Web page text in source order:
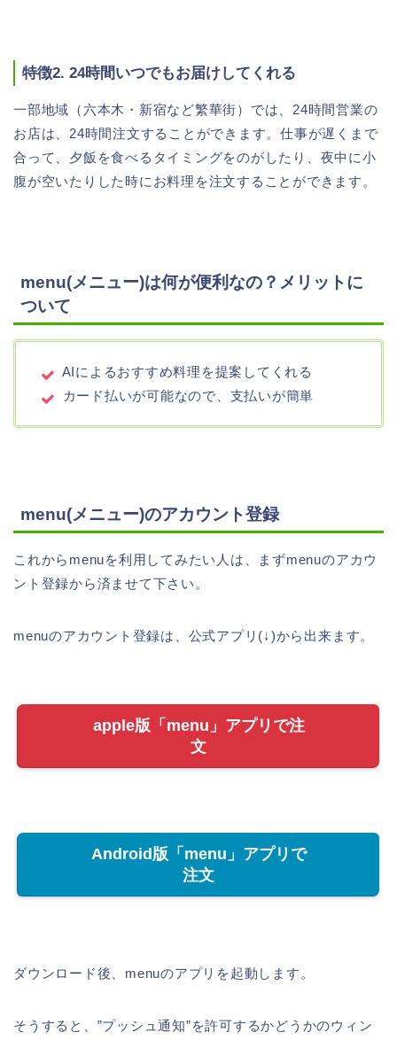
特徴2. 24時間いつでもお届けしてくれる
一部地域（六本木・新宿など繁華街）では、24時間営業の
お店は、24時間注文することができます。仕事が遅くまで
合って、夕飯を食べるタイミングをのがしたり、夜中に小
腹が空いたりした時にお料理を注文することができます。
menu(メニュー)は何が便利なの？メリットに
ついて
AIによるおすすめ料理を提案してくれる
カード払いが可能なので、支払いが簡単
menu(メニュー)のアカウント登録
これからmenuを利用してみたい人は、まずmenuのアカウ
ント登録から済ませて下さい。
menuのアカウント登録は、公式アプリ(↓)から出来ます。
apple版「menu」アプリで注
文
Android版「menu」アプリで
注文
ダウンロード後、menuのアプリを起動します。
そうすると、”プッシュ通知”を許可するかどうかのウィン